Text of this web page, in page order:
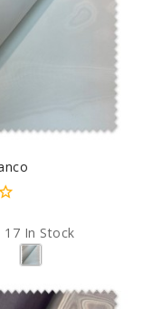
17 In Stock